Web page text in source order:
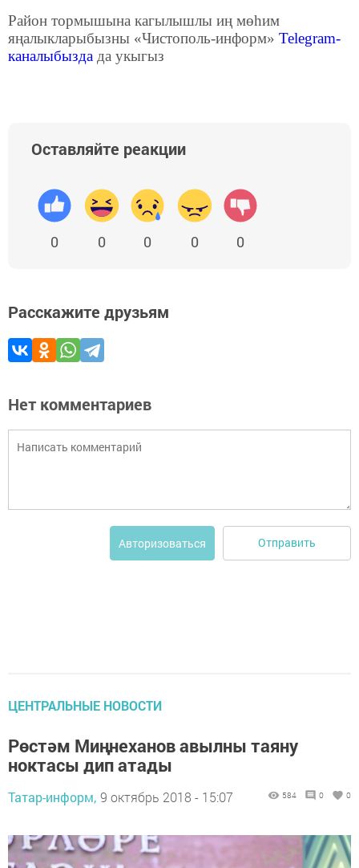
Район тормышына кагылышлы иң мөһим
яңалыкларыбызны «Чистополь-информ» Telegram-
каналыбызда да укыгыз
Оставляйте реакции
0 0 0 0 0
Расскажите друзьям
Нет комментариев
Авторизоваться Отправить
ЦЕНТРАЛЬНЫЕ НОВОСТИ
Рөстәм Миңнеханов авылны таяну
ноктасы дип атады
Татар-информ, 9 октябрь 2018 - 15:07 584 0 0